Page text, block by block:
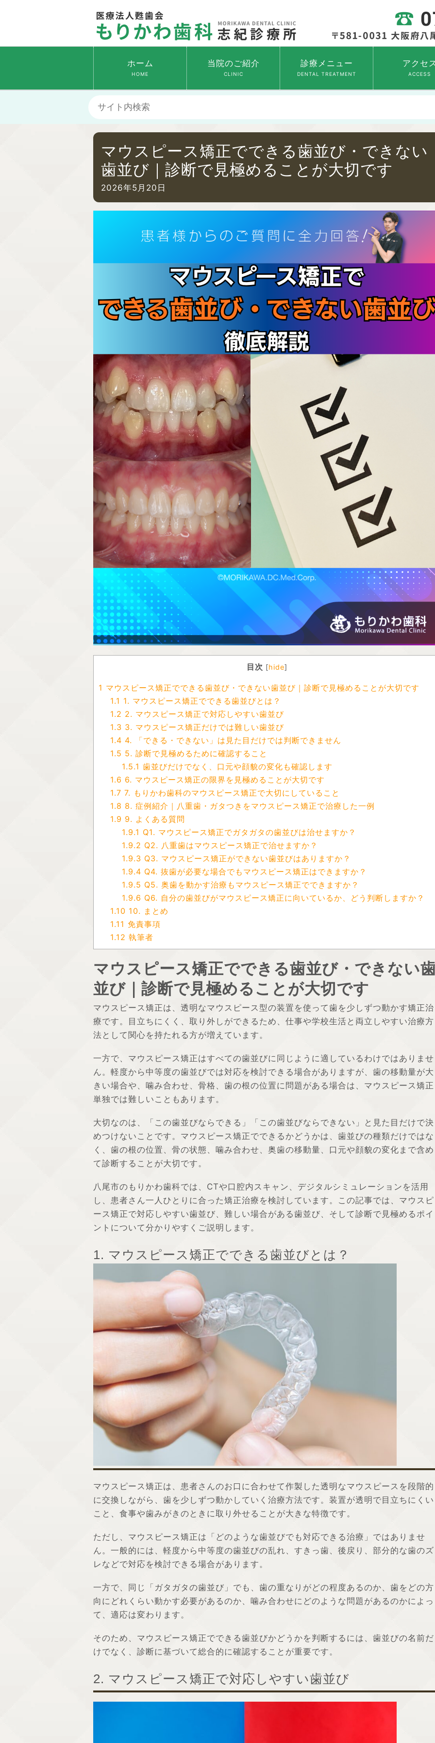
ホーム
HOME
当院のご紹介
CLINIC
診療メニュー
DENTAL TREATMENT
アクセ
ACCESS
マウスピース矯正でできる歯並び・できない
歯並び｜診断で見極めることが大切です
2026年5月20日
目次 [hide]
1 マウスピース矯正でできる歯並び・できない歯並び｜診断で見極めることが大切です
1.1 1. マウスピース矯正でできる歯並びとは？
1.2 2. マウスピース矯正で対応しやすい歯並び
1.3 3. マウスピース矯正だけでは難しい歯並び
1.4 4. 「できる・できない」は見た目だけでは判断できません
1.5 5. 診断で見極めるために確認すること
1.5.1 歯並びだけでなく、口元や顔貌の変化も確認します
1.6 6. マウスピース矯正の限界を見極めることが大切です
1.7 7. もりかわ歯科のマウスピース矯正で大切にしていること
1.8 8. 症例紹介｜八重歯・ガタつきをマウスピース矯正で治療した一例
1.9 9. よくある質問
1.9.1 Q1. マウスピース矯正でガタガタの歯並びは治せますか？
1.9.2 Q2. 八重歯はマウスピース矯正で治せますか？
1.9.3 Q3. マウスピース矯正ができない歯並びはありますか？
1.9.4 Q4. 抜歯が必要な場合でもマウスピース矯正はできますか？
1.9.5 Q5. 奥歯を動かす治療もマウスピース矯正でできますか？
1.9.6 Q6. 自分の歯並びがマウスピース矯正に向いているか、どう判断しますか？
1.10 10. まとめ
1.11 免責事項
1.12 執筆者
マウスピース矯正でできる歯並び・できない
並び｜診断で見極めることが大切です
マウスピース矯正は、透明なマウスピース型の装置を使って歯を少しずつ動かす矯正治
療です。目立ちにくく、取り外しができるため、仕事や学校生活と両立しやすい治療方
法として関心を持たれる方が増えています。
一方で、マウスピース矯正はすべての歯並びに同じように適しているわけではありませ
ん。軽度から中等度の歯並びでは対応を検討できる場合がありますが、歯の移動量が大
きい場合や、噛み合わせ、骨格、歯の根の位置に問題がある場合は、マウスピース矯正
単独では難しいこともあります。
大切なのは、「この歯並びならできる」「この歯並びならできない」と見た目だけで決
めつけないことです。マウスピース矯正でできるかどうかは、歯並びの種類だけではな
く、歯の根の位置、骨の状態、噛み合わせ、奥歯の移動量、口元や顔貌の変化まで含め
て診断することが大切です。
八尾市のもりかわ歯科では、CTや口腔内スキャン、デジタルシミュレーションを活用
し、患者さん一人ひとりに合った矯正治療を検討しています。この記事では、マウスピ
ース矯正で対応しやすい歯並び、難しい場合がある歯並び、そして診断で見極めるポイ
ントについて分かりやすくご説明します。
1. マウスピース矯正でできる歯並びとは？
マウスピース矯正は、患者さんのお口に合わせて作製した透明なマウスピースを段階的
に交換しながら、歯を少しずつ動かしていく治療方法です。装置が透明で目立ちにくい
こと、食事や歯みがきのときに取り外せることが大きな特徴です。
ただし、マウスピース矯正は「どのような歯並びでも対応できる治療」ではありませ
ん。一般的には、軽度から中等度の歯並びの乱れ、すきっ歯、後戻り、部分的な歯のズ
レなどで対応を検討できる場合があります。
一方で、同じ「ガタガタの歯並び」でも、歯の重なりがどの程度あるのか、歯をどの方
向にどれくらい動かす必要があるのか、噛み合わせにどのような問題があるのかによっ
て、適応は変わります。
そのため、マウスピース矯正でできる歯並びかどうかを判断するには、歯並びの名前だ
けでなく、診断に基づいて総合的に確認することが重要です。
2. マウスピース矯正で対応しやすい歯並び